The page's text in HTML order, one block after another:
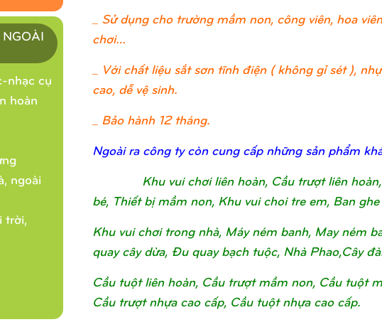
nhạc cụ
hoàn
ngoài
trời,
_ Sử dụng cho trường mầm non, công viên, hoa
chơi…
_ Với chất liệu sắt sơn tĩnh điện ( không gỉ sét ),
cao, dễ vệ sinh.
_ Bảo hành 12 tháng.
Ngoài ra công ty còn cung cấp những sản phẩm
Khu vui chơi liên hoàn, Cầu trượt liên
bé, Thiết bị mầm non, Khu vui choi tre em, Ban
Khu vui chơi trong nhà, Máy ném banh, May ném
quay cây dừa, Đu quay bạch tuộc, Nhà Phao,Cây
Cầu tuột liên hoàn, Cầu trượt mầm non, Cầu tuột
Cầu trượt nhựa cao cấp, Cầu tuột nhựa cao cấp.